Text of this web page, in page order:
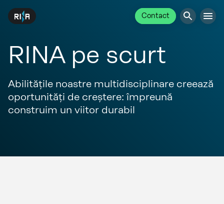
Contact
RINA pe scurt
Abilitățile noastre multidisciplinare creează
oportunități de creștere: împreună
construim un viitor durabil